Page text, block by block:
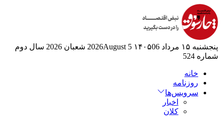
پنجشنبه ۱۵ مرداد ۱۴۰۵ 06 2026August 5 شعبان 2026
سال دوم
شماره 524
خانه
روزنامه
سرویس‌ها
اخبار
کلان